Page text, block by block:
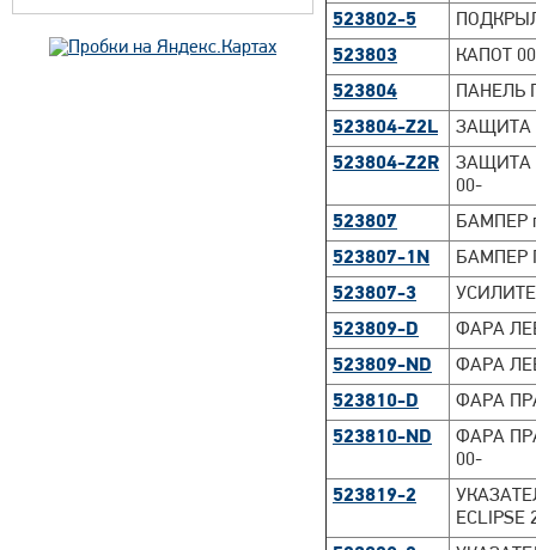
523802-5
523803
КАПОТ
523804
ПАНЕЛЬ
523804-Z2L
ЗАЩИТА
523804-Z2R
ЗАЩИТА
00-
523807
БАМПЕР
523807-1N
БАМПЕР
523807-3
523809-D
ФАРА
523809-ND
ФАРА
523810-D
ФАРА
523810-ND
ФАРА
00-
523819-2
ECLIPSE